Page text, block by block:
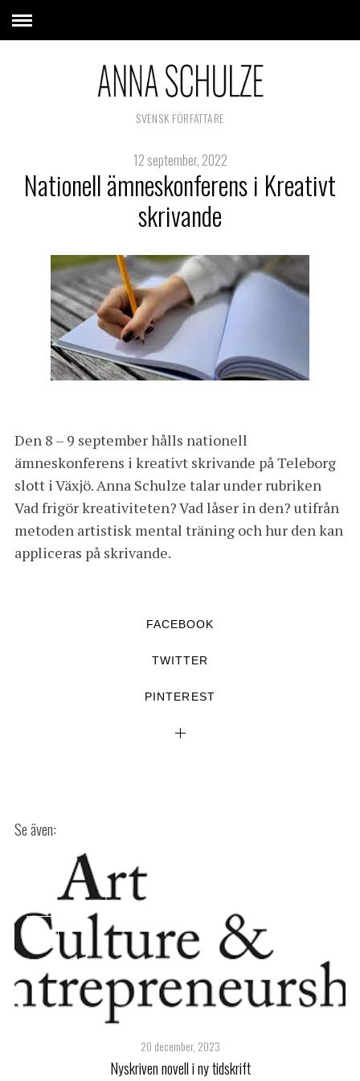
SVENSK FÖRFATTARE
12 september, 2022
Nationell ämneskonferens i Kreativt
skrivande
Den 8 – 9 september hålls nationell
ämneskonferens i kreativt skrivande på Teleborg
slott i Växjö. Anna Schulze talar under rubriken
Vad frigör kreativiteten? Vad låser in den? utifrån
metoden artistisk mental träning och hur den kan
appliceras på skrivande.
FACEBOOK
TWITTER
PINTEREST
20 december, 2023
Nyskriven novell i ny tidskrift